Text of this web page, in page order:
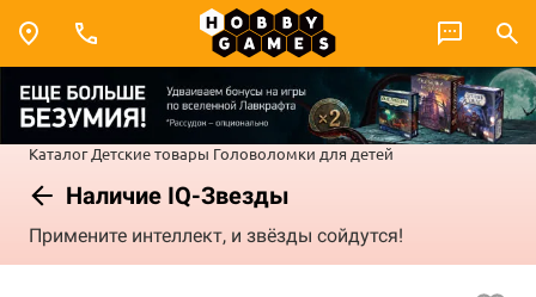
Каталог Детские товары Головоломки для детей
Наличие IQ-Звезды
Примените интеллект, и звёзды сойдутся!